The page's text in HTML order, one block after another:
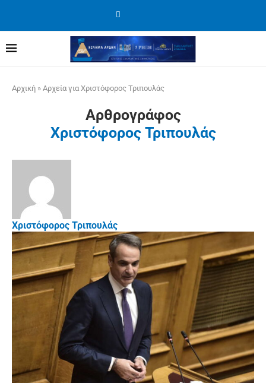
Αρχική » Αρχεία για Χριστόφορος Τριπουλάς
Αρθρογράφος
Χριστόφορος Τριπουλάς
Χριστόφορος Τριπουλάς